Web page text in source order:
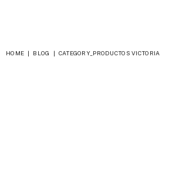
HOME | BLOG | CATEGORY_PRODUCTOS VICTORIA